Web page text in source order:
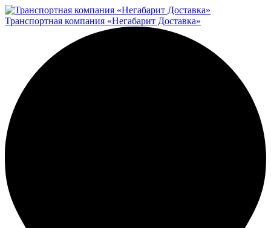
Транспортная компания «Негабарит Доставка»